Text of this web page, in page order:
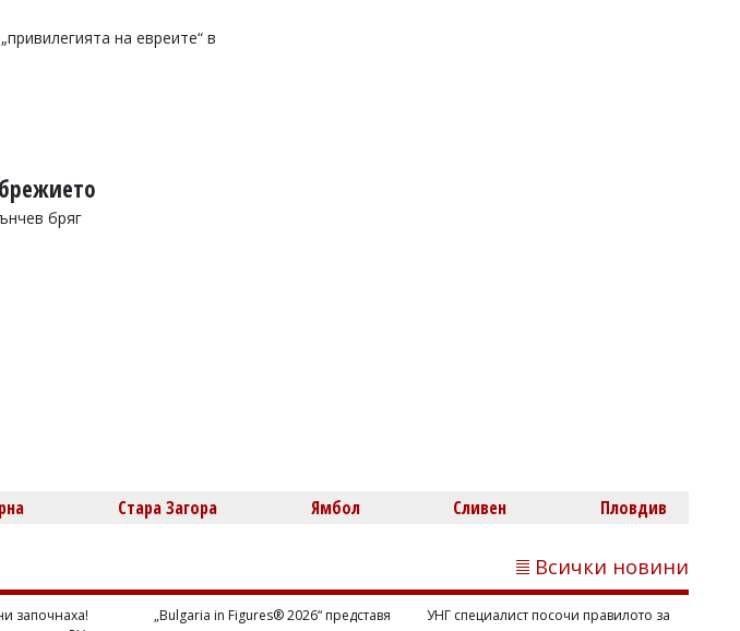
на евреите“ в
бряг
Стара Загора Ямбол Сливен Пловдив
Всички новини
започнаха!
„Bulgaria in Figures® 2026“ представя
УНГ специалист посочи правилото за